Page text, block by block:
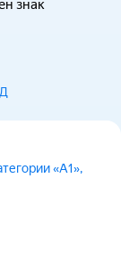
знак
«A1»,